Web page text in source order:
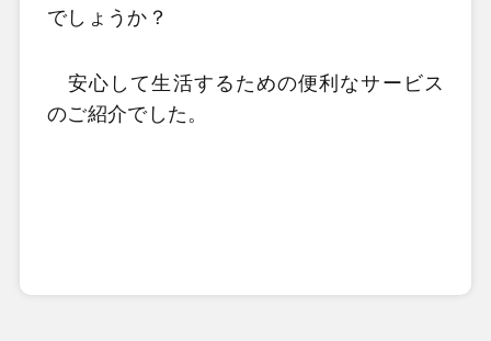
でしょうか？
安心して生活するための便利なサービス
のご紹介でした。